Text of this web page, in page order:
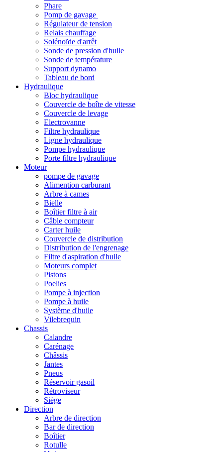
Phare
Pomp de gavage
Régulateur de tension
Relais chauffage
Solénoïde d'arrêt
Sonde de pression d'huile
Sonde de température
Support dynamo
Tableau de bord
Hydraulique
Bloc hydraulique
Couvercle de boîte de vitesse
Couvercle de levage
Electrovanne
Filtre hydraulique
Ligne hydraulique
Pompe hydraulique
Porte filtre hydraulique
Moteur
pompe de gavage
Alimention carburant
Arbre à cames
Bielle
Boîtier filtre à air
Câble compteur
Carter huile
Couvercle de distribution
Distribution de l'engrenage
Filtre d'aspiration d'huile
Moteurs complet
Pistons
Poelies
Pompe à injection
Pompe à huile
Système d'huile
Vilebrequin
Chassis
Calandre
Carénage
Châssis
Jantes
Pneus
Réservoir gasoil
Rétroviseur
Siège
Direction
Arbre de direction
Bar de direction
Boîtier
Rotulle